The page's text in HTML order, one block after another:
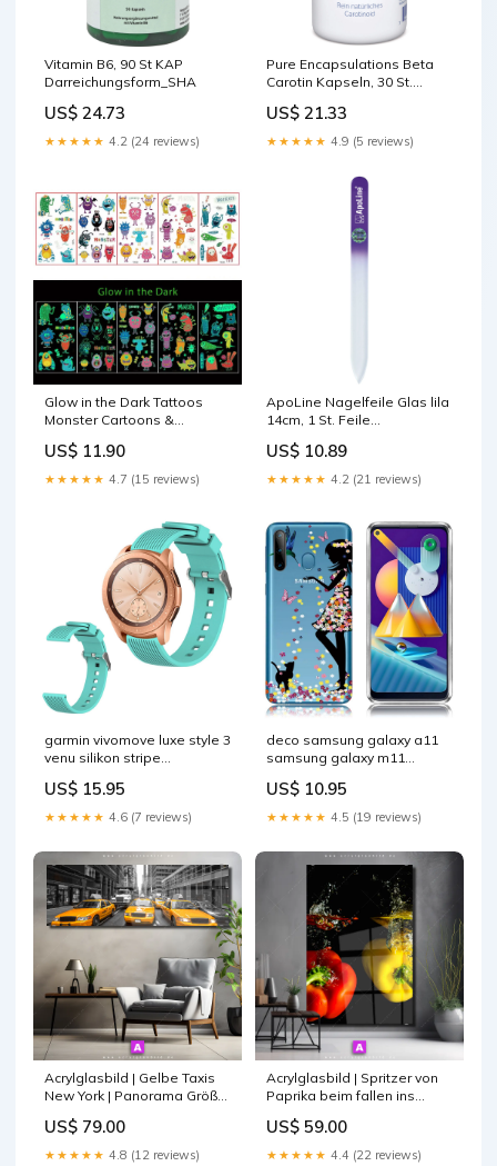
Vitamin B6, 90 St KAP
Darreichungsform_SHA
US$ 24.73
★★★★★ 4.2 (24 reviews)
Pure Encapsulations Beta
Carotin Kapseln, 30 St.
US$ 21.33
★★★★★ 4.9 (5 reviews)
Glow in the Dark Tattoos
Monster Cartoons &
US$ 11.90
★★★★★ 4.7 (15 reviews)
ApoLine Nagelfeile Glas lila
14cm, 1 St. Feile
Diaderma-Haus GmbH + Co.
KG
US$ 10.89
★★★★★ 4.2 (21 reviews)
garmin vivomove luxe style 3
venu silikon stripe
US$ 15.95
★★★★★ 4.6 (7 reviews)
deco samsung galaxy a11
samsung galaxy m11
schonheit
US$ 10.95
★★★★★ 4.5 (19 reviews)
Acrylglasbild | Gelbe Taxis
New York | Panorama Größe
US$ 79.00
★★★★★ 4.8 (12 reviews)
Acrylglasbild | Spritzer von
Paprika beim fallen ins
in cm:80 x 120
US$ 59.00
★★★★★ 4.4 (22 reviews)